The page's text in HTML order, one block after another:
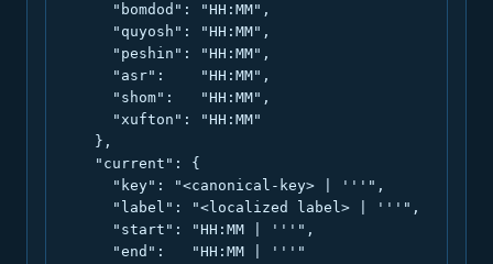
      "bomdod": "HH:MM",
      "quyosh": "HH:MM",
      "peshin": "HH:MM",
      "asr":    "HH:MM",
      "shom":   "HH:MM",
      "xufton": "HH:MM"
    },
    "current": {
      "key": "<canonical-key> | '''",
      "label": "<localized label> | '''",
      "start": "HH:MM | '''",
      "end":   "HH:MM | '''"